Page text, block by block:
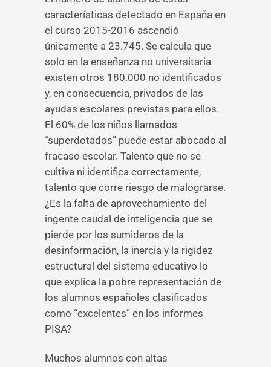
características detectado en España en
el curso 2015-2016 ascendió
únicamente a 23.745. Se calcula que
solo en la enseñanza no universitaria
existen otros 180.000 no identificados
y, en consecuencia, privados de las
ayudas escolares previstas para ellos.
El 60% de los niños llamados
“superdotados” puede estar abocado al
fracaso escolar. Talento que no se
cultiva ni identifica correctamente,
talento que corre riesgo de malograrse.
¿Es la falta de aprovechamiento del
ingente caudal de inteligencia que se
pierde por los sumideros de la
desinformación, la inercia y la rigidez
estructural del sistema educativo lo
que explica la pobre representación de
los alumnos españoles clasificados
como “excelentes” en los informes
PISA?
Muchos alumnos con altas